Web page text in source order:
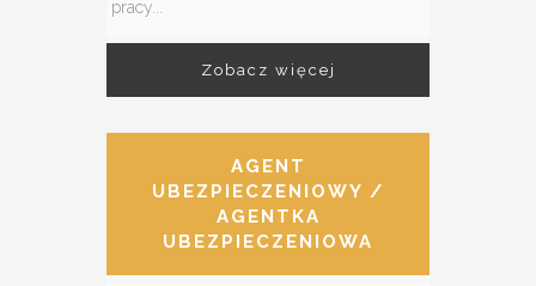
pracy...
Zobacz więcej
AGENT
UBEZPIECZENIOWY /
AGENTKA
UBEZPIECZENIOWA